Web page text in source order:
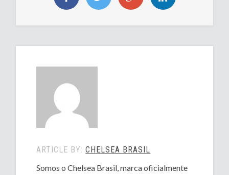
ARTICLE BY:CHELSEA BRASIL
Somos o Chelsea Brasil, marca oficialmente